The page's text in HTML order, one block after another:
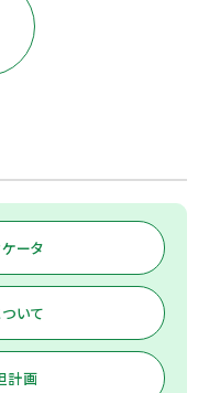
ータ
いて
計画